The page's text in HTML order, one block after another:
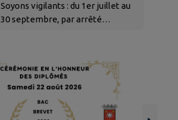
Soyons vigilants : du 1er juillet au
30 septembre, par arrêté
naturel. Compte tenu des
conditions météo (sécheresse,
vents forts, taux d'humidité dans
les végétaux très bas), la plus
grande vigilance est